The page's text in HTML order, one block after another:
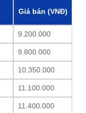
Giá bán (VNĐ)
9.200.000
9.800.000
10.350.000
11.100.000
11.400.000